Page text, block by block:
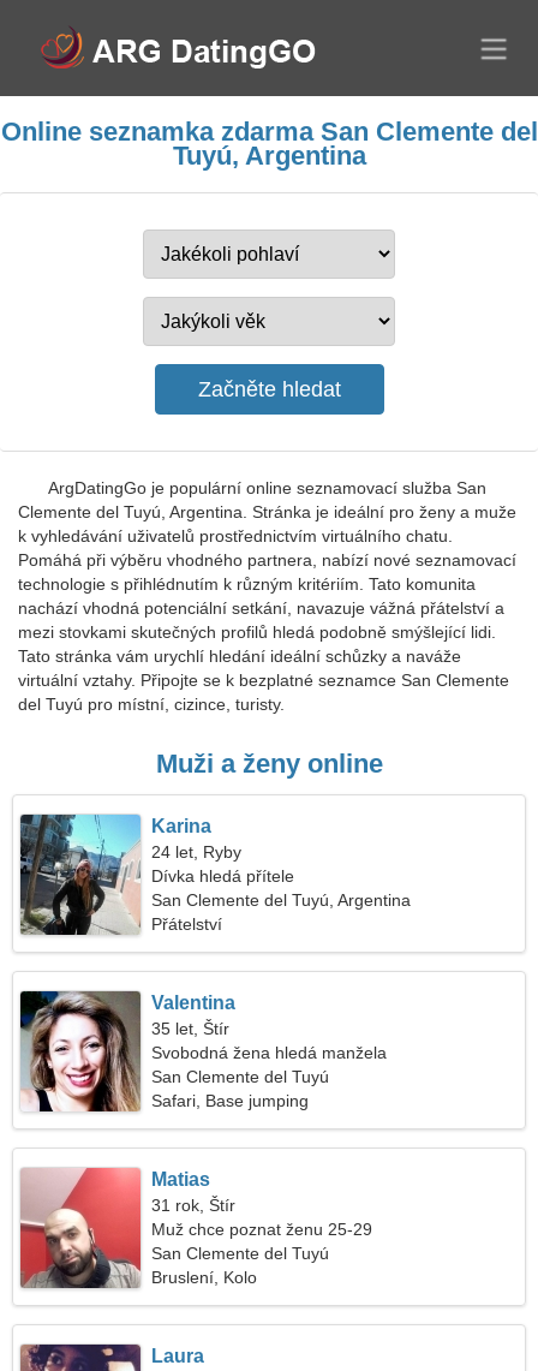
Online seznamka zdarma San Clemente del
Tuyú, Argentina
ArgDatingGo je populární online seznamovací služba San
Clemente del Tuyú, Argentina. Stránka je ideální pro ženy a muže
k vyhledávání uživatelů prostřednictvím virtuálního chatu.
Pomáhá při výběru vhodného partnera, nabízí nové seznamovací
technologie s přihlédnutím k různým kritériím. Tato komunita
nachází vhodná potenciální setkání, navazuje vážná přátelství a
mezi stovkami skutečných profilů hledá podobně smýšlející lidi.
Tato stránka vám urychlí hledání ideální schůzky a naváže
virtuální vztahy. Připojte se k bezplatné seznamce San Clemente
del Tuyú pro místní, cizince, turisty.
Muži a ženy online
Karina
24 let, Ryby
Dívka hledá přítele
San Clemente del Tuyú, Argentina
Přátelství
Valentina
35 let, Štír
Svobodná žena hledá manžela
San Clemente del Tuyú
Safari, Base jumping
Matias
31 rok, Štír
Muž chce poznat ženu 25-29
San Clemente del Tuyú
Bruslení, Kolo
Laura